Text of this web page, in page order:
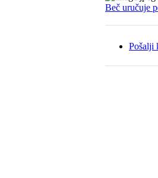
Beč uručuje
Pošalji